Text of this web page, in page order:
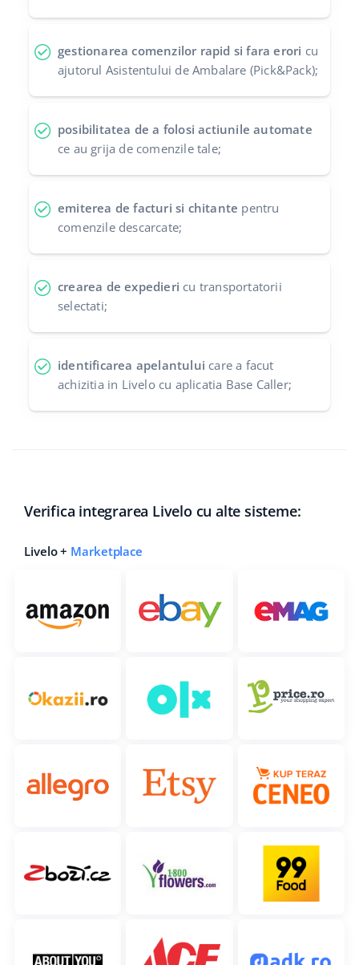
gestionarea comenzilor rapid si fara erori cu
ajutorul Asistentului de Ambalare (Pick&Pack);
posibilitatea de a folosi actiunile automate
ce au grija de comenzile tale;
emiterea de facturi si chitante pentru
comenzile descarcate;
crearea de expedieri cu transportatorii
selectati;
identificarea apelantului care a facut
achizitia in Livelo cu aplicatia Base Caller;
Verifica integrarea Livelo cu alte sisteme:
Livelo + Marketplace